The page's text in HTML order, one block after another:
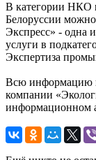
В категории НКО
Белоруссии
Экспресс» - одна
услуги в
Экспертиза
Всю информацию
компании
информационном